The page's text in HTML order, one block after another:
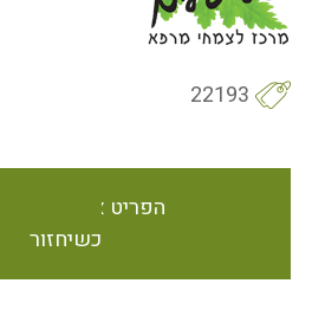
22193
הפריט אינו זמין
כשיחזור